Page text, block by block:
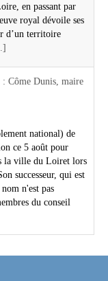
en passant par
royal dévoile ses
d’un territoire
Côme Dunis, maire
national) de
ce 5 août pour
la ville du Loiret lors
successeur, qui est
n'est pas
du conseil